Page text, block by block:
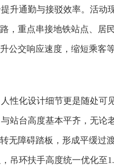
升通勤与接驳效率。活动
，重点串接地铁站点、居
公交响应速度，缩短乘客
性化设计细节更是随处可
站台高度基本平齐，无论
无障碍踏板，形成平缓过
吊环扶手高度统一优化至